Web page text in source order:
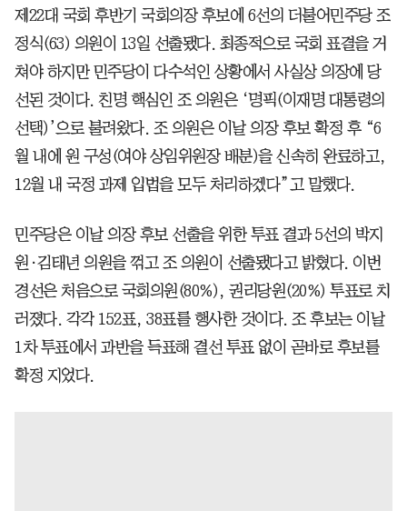
제22대 국회 후반기 국회의장 후보에 6선의 더불어민주당 조
정식(63) 의원이 13일 선출됐다. 최종적으로 국회 표결을 거
쳐야 하지만 민주당이 다수석인 상황에서 사실상 의장에 당
선된 것이다. 친명 핵심인 조 의원은 ‘명픽(이재명 대통령의
선택)’으로 불려왔다. 조 의원은 이날 의장 후보 확정 후 “6
월 내에 원 구성(여야 상임위원장 배분)을 신속히 완료하고,
12월 내 국정 과제 입법을 모두 처리하겠다”고 말했다.
민주당은 이날 의장 후보 선출을 위한 투표 결과 5선의 박지
원·김태년 의원을 꺾고 조 의원이 선출됐다고 밝혔다. 이번
경선은 처음으로 국회의원(80%), 권리당원(20%) 투표로 치
러졌다. 각각 152표, 38표를 행사한 것이다. 조 후보는 이날
1차 투표에서 과반을 득표해 결선 투표 없이 곧바로 후보를
확정 지었다.